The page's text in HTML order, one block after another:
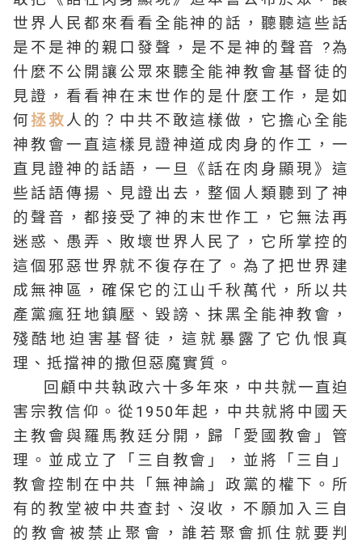
世界人民都來看看全能神的話，聽聽這些話
是不是神的親口發聲，是不是神的聲音 ?為
什麼不公開讓公眾來聽全能神教會基督徒的
見證，看看神在末世作的是什麼工作，是如
何拯救人的？中共不敢這樣做，它擔心全能
神教會一直這樣見證神道成肉身的作工，一
直見證神的話語，一旦《話在肉身顯現》這
些話語傳揚、見證出去，整個人類聽到了神
的聲音，都接受了神的末世作工，它無法再
迷惑、愚弄、敗壞世界人民了，它所掌控的
這個邪惡世界就不復存在了。為了把世界建
成無神區，確保它的江山千秋萬代，所以共
產黨瘋狂地鎮壓、毀謗、抹黑全能神教會，
殘酷地迫害基督徒，這就暴露了它仇恨真
理、抵擋神的撒但惡魔實質。
回顧中共執政六十多年來，中共就一直迫
害宗教信仰。從1950年起，中共就將中國天
主教會與羅馬教廷分開，歸「愛國教會」管
理。並成立了「三自教會」，並將「三自」
教會控制在中共「無神論」政黨的權下。所
有的教堂被中共查封、沒收，不願加入三自
的教會被禁止聚會，誰若聚會抓住就要判